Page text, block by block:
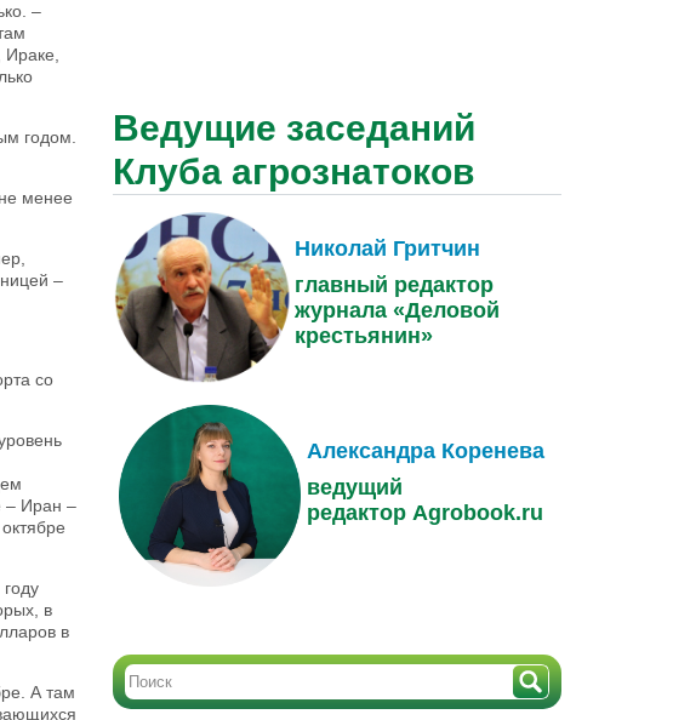
–
годом.
менее
–
со
– Иран –
в
в
А там
Ведущие заседаний
Клуба агрознатоков
Николай Гритчин
главный редактор
журнала «Деловой
крестьянин»
Александра Коренева
ведущий
редактор Agrobook.ru